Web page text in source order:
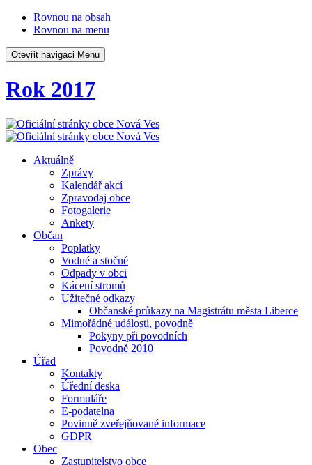
Rovnou na obsah
Rovnou na menu
Otevřit navigaci Menu
Rok 2017
Aktuálně
Zprávy
Kalendář akcí
Zpravodaj obce
Fotogalerie
Ankety
Občan
Poplatky
Vodné a stočné
Odpady v obci
Kácení stromů
Užitečné odkazy
Občanské průkazy na Magistrátu města Liberce
Mimořádné události, povodně
Pokyny při povodních
Povodně 2010
Úřad
Kontakty
Úřední deska
Formuláře
E-podatelna
Povinně zveřejňované informace
GDPR
Obec
Zastupitelstvo obce